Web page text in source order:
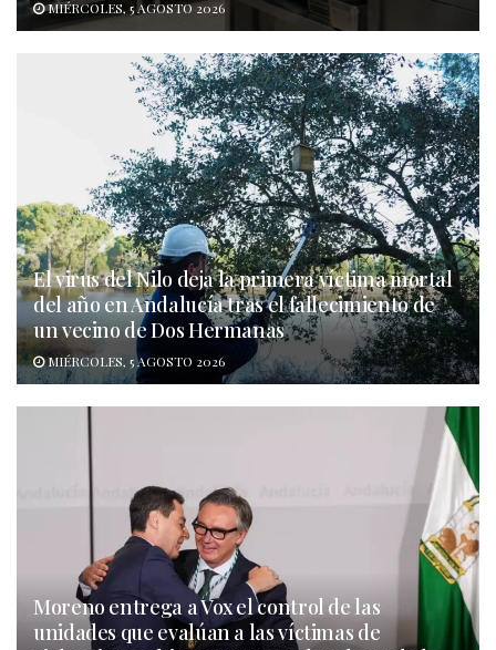
MIÉRCOLES, 5 AGOSTO 2026
El virus del Nilo deja la primera víctima mortal
del año en Andalucía tras el fallecimiento de
un vecino de Dos Hermanas
MIÉRCOLES, 5 AGOSTO 2026
Moreno entrega a Vox el control de las
unidades que evalúan a las víctimas de